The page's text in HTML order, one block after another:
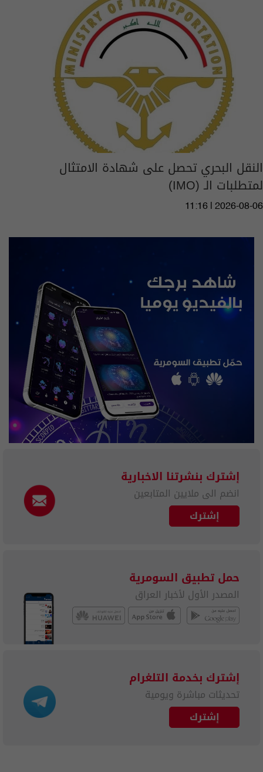
النقل البحري تحصل على شهادة الامتثال
لمتطلبات الـ (IMO)
11:16 | 2026-08-06
إشترك بنشرتنا الاخبارية
انضم الى ملايين المتابعين
إشترك
حمل تطبيق السومرية
المصدر الأول لأخبار العراق
إشترك بخدمة التلغرام
تحديثات مباشرة ويومية
إشترك